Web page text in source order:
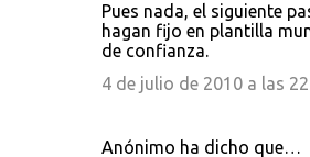
Pues nada, el siguiente
hagan fijo en plantilla
de confianza.
4 de julio de 2010 a las
Anónimo ha dicho que…